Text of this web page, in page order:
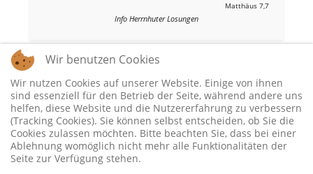
Matthäus 7,7
Info Herrnhuter Losungen
Wir benutzen Cookies
Wir nutzen Cookies auf unserer Website. Einige von ihnen
sind essenziell für den Betrieb der Seite, während andere uns
helfen, diese Website und die Nutzererfahrung zu verbessern
(Tracking Cookies). Sie können selbst entscheiden, ob Sie die
Cookies zulassen möchten. Bitte beachten Sie, dass bei einer
Ablehnung womöglich nicht mehr alle Funktionalitäten der
Seite zur Verfügung stehen.